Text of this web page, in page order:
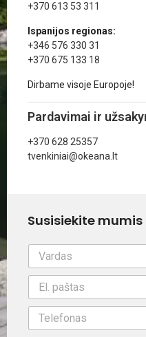
+370 613 53 311
Ispanijos regionas:
+346 576 330 31
+370 675 133 18
Dirbame visoje Europoje!
Pardavimai ir
+370 628 25357
tvenkiniai@okeana.lt
Susisiekite mumis